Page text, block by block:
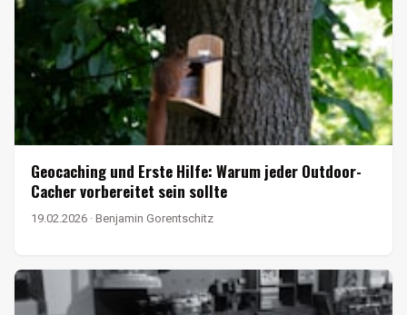
Geocaching und Erste Hilfe: Warum jeder Outdoor-
Cacher vorbereitet sein sollte
19.02.2026 · Benjamin Gorentschitz